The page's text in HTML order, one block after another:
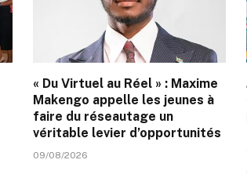
« Du Virtuel au Réel » : Maxime
Makengo appelle les jeunes à
faire du réseautage un
véritable levier d’opportunités
09/08/2026